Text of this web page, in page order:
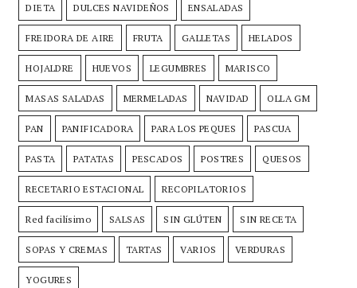
DIETA DULCES NAVIDEÑOS ENSALADAS
FREIDORA DE AIRE FRUTA GALLETAS HELADOS
HOJALDRE HUEVOS LEGUMBRES MARISCO
MASAS SALADAS MERMELADAS NAVIDAD OLLA GM
PAN PANIFICADORA PARA LOS PEQUES PASCUA
PASTA PATATAS PESCADOS POSTRES QUESOS
RECETARIO ESTACIONAL RECOPILATORIOS
Red facilísimo SALSAS SIN GLÚTEN SIN RECETA
SOPAS Y CREMAS TARTAS VARIOS VERDURAS
YOGURES